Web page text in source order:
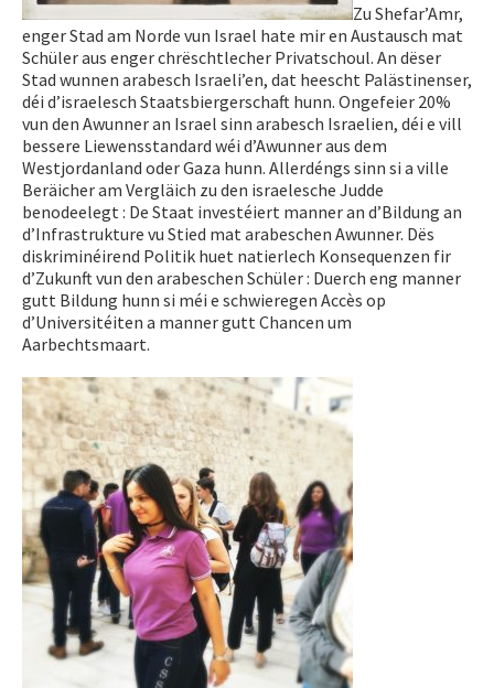
Zu Shefar’Amr,
enger Stad am Norde vun Israel hate mir en Austausch mat
Schüler aus enger chrëschtlecher Privatschoul. An dëser
Stad wunnen arabesch Israeli’en, dat heescht Palästinenser,
déi d’israelesch Staatsbiergerschaft hunn. Ongefeier 20%
vun den Awunner an Israel sinn arabesch Israelien, déi e vill
bessere Liewensstandard wéi d’Awunner aus dem
Westjordanland oder Gaza hunn. Allerdéngs sinn si a ville
Beräicher am Vergläich zu den israelesche Judde
benodeelegt : De Staat investéiert manner an d’Bildung an
d’Infrastrukture vu Stied mat arabeschen Awunner. Dës
diskriminéirend Politik huet natierlech Konsequenzen fir
d’Zukunft vun den arabeschen Schüler : Duerch eng manner
gutt Bildung hunn si méi e schwieregen Accès op
d’Universitéiten a manner gutt Chancen um
Aarbechtsmaart.